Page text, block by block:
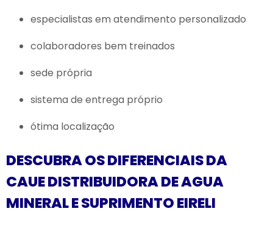
especialistas em atendimento personalizado
colaboradores bem treinados
sede própria
sistema de entrega próprio
ótima localização
DESCUBRA OS DIFERENCIAIS DA
CAUE DISTRIBUIDORA DE AGUA
MINERAL E SUPRIMENTO EIRELI